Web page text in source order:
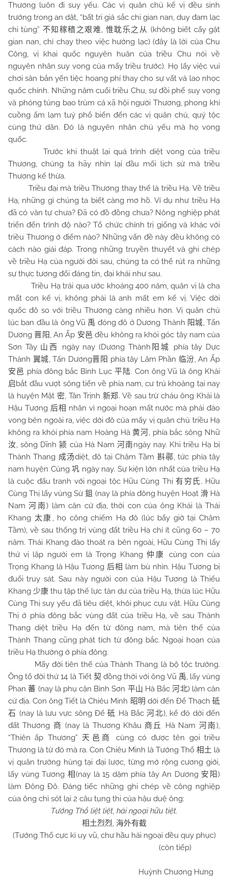
Thương luôn đi suy yếu. Các vị quân chủ kế vị đều sinh
trưởng trong an dật, “bất tri giá sắc chi gian nan, duy đam lạc
chi tùng” 不知稼穑之艰难, 惟耽乐之从 (không biết cấy gặt
gian nan, chỉ chạy theo việc hưởng lạc) (đây là lời của Chu
Công, vị khai quốc nguyên huân của triều Chu nói về
nguyên nhân suy vong của mấy triều trước). Họ lấy việc vui
chơi săn bắn yến tiệc hoang phí thay cho sự vất vả lao nhọc
quốc chính. Những năm cuối triều Chu, sự đồi phế suy vong
và phóng túng bao trùm cả xã hội người Thương, phong khí
cuồng ẩm lạm tuý phổ biến đến các vị quân chủ, quý tộc
cùng thứ dân. Đó là nguyên nhân chủ yếu mà họ vong
quốc.
Trước khi thuật lại quá trình diệt vong của triều
Thương, chúng ta hãy nhìn lại đầu mối lịch sử mà triều
Thương kế thừa.
Triều đại mà triều Thương thay thế là triều Hạ. Về triều
Hạ, những gì chúng ta biết càng mơ hồ. Ví dụ như triều Hạ
đã có văn tự chưa? Đã có đồ đồng chưa? Nông nghiệp phát
triển đến trình độ nào? Tổ chức chính trị giống và khác với
triều Thương ở điểm nào? Những vấn đề này đều không có
cách nào giải đáp. Trong những truyền thuyết và ghi chép
về triều Hạ của người đời sau, chúng ta có thể rút ra những
sự thực tương đối đáng tin, đại khái như sau.
Triều Hạ trải qua ước khoảng 400 năm, quân vị là cha
mất con kế vị, không phải là anh mất em kế vị. Việc dời
quốc đô so với triều Thương càng nhiều hơn. Vị quân chủ
lúc ban đầu là ông Vũ 禹 đóng đô ở Dương Thành 阳城, Tấn
Dương晋阳, An Ấp 安邑 đều không ra khỏi góc tây nam của
Sơn Tây 山西 ngày nay (Dương Thành 阳城
phía tây Dực
Thành 翼城, Tấn Dương晋阳 phía tây Lâm Phần 临汾, An Ấp
安邑 phía đông bắc Bình Lục 平陆. Con ông Vũ là ông Khải
启bắt đầu vượt sông tiến về phía nam, cư trú khoảng tại nay
là huyện Mật 密, Tân Trịnh 新郑. Về sau trừ cháu ông Khải là
Hậu Tương 后相 nhân vì ngoại hoạn mất nước mà phải đào
vong bên ngoài ra, việc dời đô của mấy vị quân chủ triều Hạ
không ra khỏi phía nam Hoàng Hà黄河 , phía bắc sông Nhữ
汝, sông Dĩnh 颍 của Hà Nam 河南ngày nay. Khi triều Hạ bị
Thành Thang 成汤diệt, đô tại Châm Tầm 斟鄩, tức phía tây
nam huyện Củng巩 ngày nay. Sự kiện lớn nhất của triều Hạ
là cuộc đấu tranh với ngoại tộc Hữu Cùng Thị有穷氏. Hữu
Cùng Thị lấy vùng Sừ 鉏 (nay là phía đông huyện Hoạt 滑Hà
Nam 河南) làm căn cứ địa, thời con của ông Khải là Thái
Khang 太康 , họ công chiếm Hạ đô (lúc bấy giờ tại Châm
Tầm), về sau thống trị vùng đất triều Hạ chí ít cũng 60 – 70
năm. Thái Khang đào thoát ra bên ngoài, Hữu Cùng Thị lấy
thứ vị lập người em là Trọng Khang 仲康
cùng con của
Trọng Khang là Hậu Tương 后相 làm bù nhìn. Hậu Tương bị
đuổi truy sát. Sau này người con của Hậu Tương là Thiếu
Khang 少康 thu tập thế lực tàn dư của triều Hạ, thừa lúc Hữu
Cùng Thị suy yếu đã tiêu diệt, khôi phục cựu vật. Hữu Cùng
Thị ở phía đông bắc vùng đất của triều Hạ, về sau Thành
Thang diệt triều Hạ đến từ đông nam, mà tiên thế của
Thành Thang cũng phát tích từ đông bắc. Ngoại hoạn của
triều Hạ thường ở phía đông.
Mấy đời tiên thế của Thành Thang là bộ tộc trưởng.
Ông tổ đời thứ 14 là Tiết 契 đồng thời với ông Vũ 禹, lấy vùng
Phan蕃 (nay là phụ cận Bình Sơn 平山 Hà Bắc河北) làm căn
cứ địa. Con ông Tiết là Chiêu Minh 昭明 dời đến Để Thạch砥
石 (nay là lưu vực sông Để砥 Hà Bắc河北), kế đó dời đến
đất Thương 商 (nay là Thương Khâu 商丘 Hà Nam 河南),
“Thiên ấp Thương”
天邑商
cùng có được tên gọi triều
Thương là từ đó mà ra. Con Chiêu Minh là Tướng Thổ 相土 là
vị quân trưởng hùng tại đại lược, từng mở rộng cương giới,
lấy vùng Tương 相(nay là 15 dặm phía tây An Dương 安阳)
làm Đông Đô. Đáng tiếc những ghi chép về công nghiệp
của ông chỉ sót lại 2 câu tụng thi của hậu duệ ông:
Tướng Thổ liệt liệt, hải ngoại hữu tiệt.
相土烈烈, 海外有截
(Tướng Thổ cực kì uy vũ, chư hầu hải ngoại đều quy phục)
(còn tiếp)
Huỳnh Chương Hưng